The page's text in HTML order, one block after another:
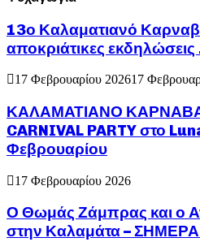
13ο Καλαματιανό
αποκριάτικες
17 Φεβρουαρίου 202617
ΚΑΛΑΜΑΤΙΑΝΟ
CARNIVAL PARTY στο
Φεβρουαρίου
17 Φεβρουαρίου 2026
Ο Θωμάς Ζάμπρας και ο
στην Καλαμάτα –